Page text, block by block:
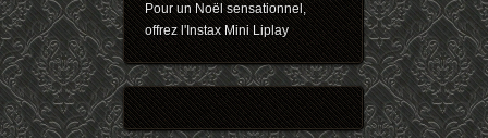
Pour un Noël sensationnel,
offrez l'Instax Mini Liplay